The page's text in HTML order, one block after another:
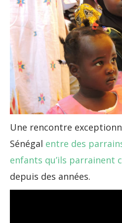
Une rencontre
Sénégal entre des
enfants qu’ils parrainent
depuis des années.